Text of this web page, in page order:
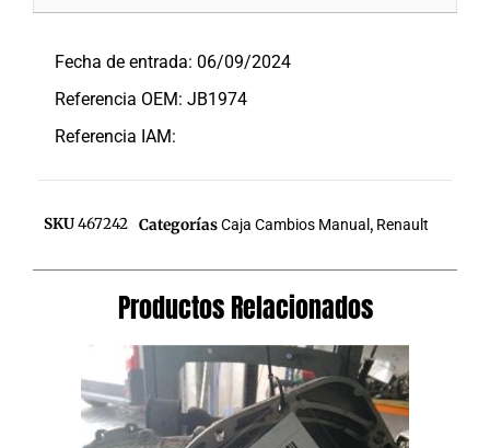
Fecha de entrada: 06/09/2024
Referencia OEM: JB1974
Referencia IAM:
SKU467242 CategoríasCaja Cambios Manual , Renault
Productos Relacionados